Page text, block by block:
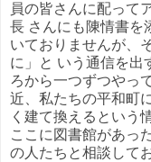
員の皆さんに配って
長 さんにも陳情書を
いておりませんが、
に」と いう通信を出
ろから一つずつやっ
近、私たちの平和町
く建て換えるという
ここに図書館があっ
の人たちと相談して